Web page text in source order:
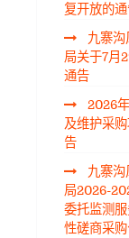
复开放的
九寨
局关于7月
通告
2026
及维护采
告
九寨
局2026-
委托监测
性磋商采